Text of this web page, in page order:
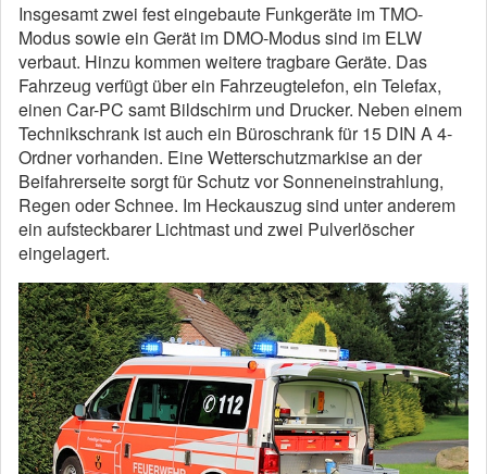
Insgesamt zwei fest eingebaute Funkgeräte im TMO-
Modus sowie ein Gerät im DMO-Modus sind im ELW
verbaut. Hinzu kommen weitere tragbare Geräte. Das
Fahrzeug verfügt über ein Fahrzeugtelefon, ein Telefax,
einen Car-PC samt Bildschirm und Drucker. Neben einem
Technikschrank ist auch ein Büroschrank für 15 DIN A 4-
Ordner vorhanden. Eine Wetterschutzmarkise an der
Beifahrerseite sorgt für Schutz vor Sonneneinstrahlung,
Regen oder Schnee. Im Heckauszug sind unter anderem
ein aufsteckbarer Lichtmast und zwei Pulverlöscher
eingelagert.